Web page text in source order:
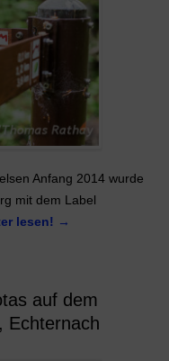
Anfang 2014 wurde
mit dem Label
lesen! →
auf dem
Echternach